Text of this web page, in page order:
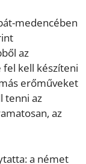
medencében
az
kell készíteni
erőműveket
tenni az
az
a német